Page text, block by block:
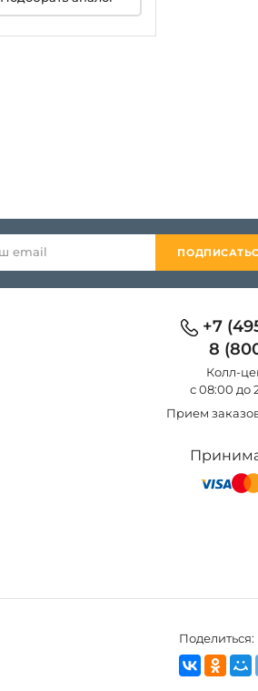
+7
8
Колл-
с 08:00 до
Прием
Поделиться: